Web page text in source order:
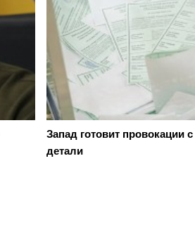
Запад готовит провокации
детали